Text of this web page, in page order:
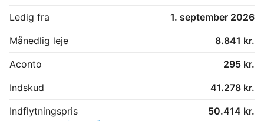
Ledig fra
1. september 2026
Månedlig leje
8.841 kr.
Aconto
295 kr.
Indskud
41.278 kr.
Indflytningspris
50.414 kr.